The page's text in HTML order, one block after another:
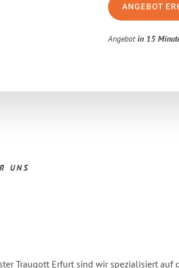
ANGEBOT
Angebotin 15
UNS
Traugott Erfurt sind wir spezialisiert auf